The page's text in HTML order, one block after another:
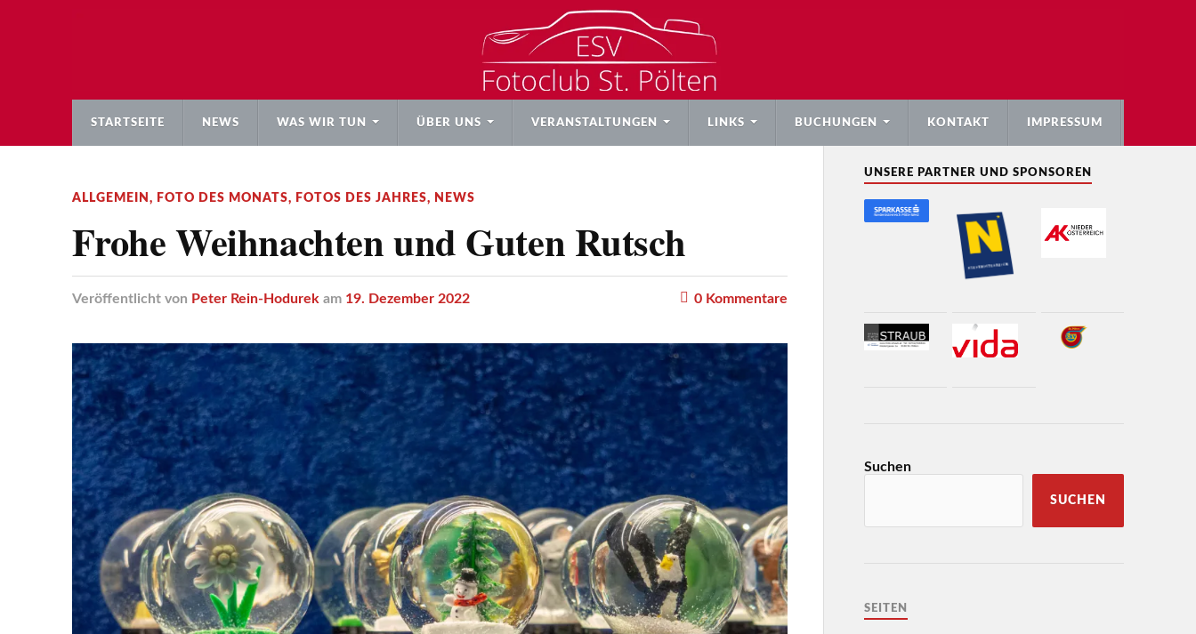
STARTSEITE NEWS WAS WIR TUN ÜBER UNS VERANSTALTUNGEN LINKS BUCHUNGEN KONTAKT IMPRESSUM
ALLGEMEIN , FOTO DES MONATS, FOTOS DES JAHRES, NEWS
Frohe Weihnachten und Guten Rutsch
Veröffentlicht von Peter Rein-Hodurek am 19. Dezember 2022 0Kommentare
UNSERE PARTNER UND SPONSOREN
Suchen
SUCHEN
SEITEN